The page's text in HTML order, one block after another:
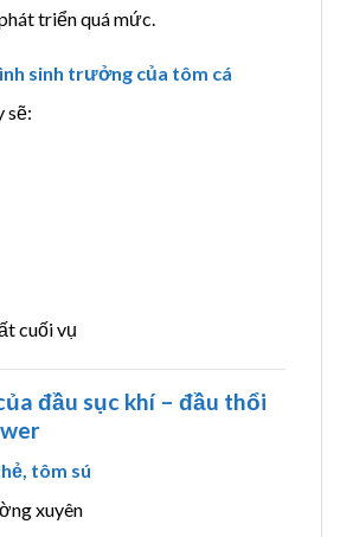
triển quá mức.
sinh trưởng của tôm cá
sẽ:
cuối vụ
đầu sục khí – đầu thổi
tôm sú
xuyên